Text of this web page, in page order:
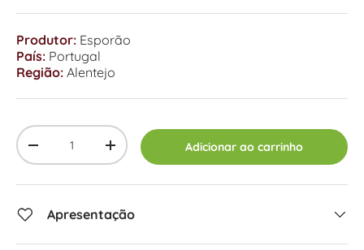
Produtor: Esporão
País: Portugal
Região: Alentejo
Qty
-
+ Adicionar ao carrinho
Apresentação